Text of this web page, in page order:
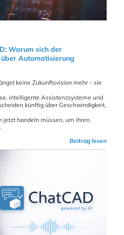
Warum sich der
Automatisierung
keine Zukunftsvision mehr – sie
intelligente Assistenzsysteme und
künftig über Geschwindigkeit,
jetzt handeln müssen, um ihren
Beitrag lesen